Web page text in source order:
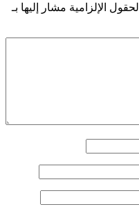
الحقول الإلزامية مشار إليها بـ